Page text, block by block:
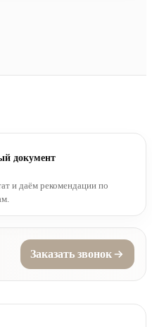
документ
и даём рекомендации по
Заказать звонок